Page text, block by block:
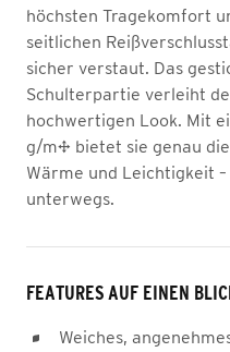
höchsten Tragekomfort
seitlichen
sicher verstaut. Das
Schulterpartie verleiht
hochwertigen Look. Mit
g/m² bietet sie genau
Wärme und Leichtigkeit
unterwegs.
FEATURES AUF EINEN
Weiches,